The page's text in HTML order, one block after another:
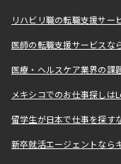
リハビリ職の転職支援サー
医師の転職支援サービスな
医療・ヘルスケア業界の課
メキシコでのお仕事探し
留学生が日本で仕事を探す
新卒就活エージェントなら